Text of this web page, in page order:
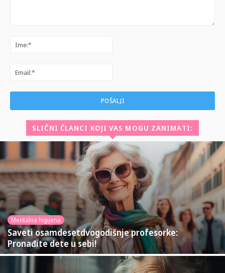
SLIČNI ČLANCI KOJI VAS MOGU ZANIMATI:
Mentalna higijena
Saveti osamdesetdvogodišnje profesorke:
Pronađite dete u sebi!